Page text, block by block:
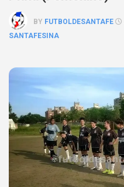
BY FUTBOLDESANTAFE
SANTAFESINA